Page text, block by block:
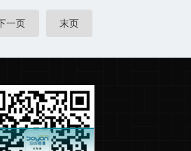
一页 末页